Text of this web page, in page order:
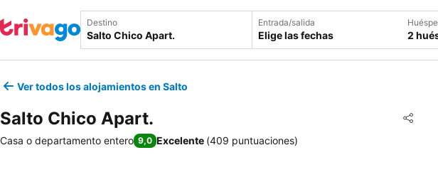
Destino Entrada/salida
Elige las fechas 2
Ver todos los alojamientos en Salto
Salto Chico Apart.
Casa o departamento entero 9,0 Excelente (409 puntuaciones)